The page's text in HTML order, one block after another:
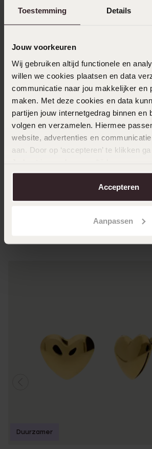
Toestemming Details
Jouw voorkeuren
Wij gebruiken altijd functionele en
willen we cookies plaatsen en data
communicatie naar jou makkelijker en
maken. Met deze cookies en data
partijen jouw internetgedrag binnen en
volgen en verzamelen. Hiermee
website, advertenties en
aan. Door op ‘accepteren’ te klikken
over in onscookiebeleid.
Accepteren
Aanpassen
Personaliseer
Anderen kochten ook
Duurzamer